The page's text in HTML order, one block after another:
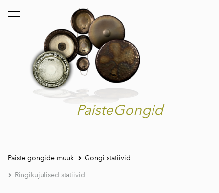
PaisteGongid
lisati ostukorvi. Vaata ostukorvi
Paiste gongide müük Gongi statiivid
Ringikujulised statiivid